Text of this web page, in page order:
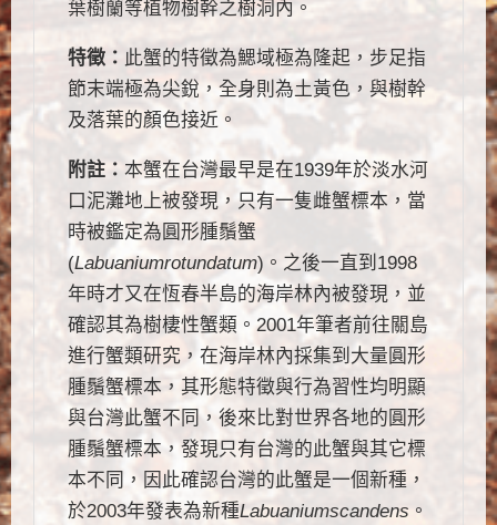
葉樹蘭等植物樹幹之樹洞內。
特徵： 此蟹的特徵為鰓域極為隆起，步足指
節末端極為尖銳，全身則為土黃色，與樹幹
及落葉的顏色接近。
附註： 本蟹在台灣最早是在1939年於淡水河
口泥灘地上被發現，只有一隻雌蟹標本，當
時被鑑定為圓形腫鬚蟹
(Labuaniumrotundatum)。之後一直到1998
年時才又在恆春半島的海岸林內被發現，並
確認其為樹棲性蟹類。2001年筆者前往關島
進行蟹類研究，在海岸林內採集到大量圓形
腫鬚蟹標本，其形態特徵與行為習性均明顯
與台灣此蟹不同，後來比對世界各地的圓形
腫鬚蟹標本，發現只有台灣的此蟹與其它標
本不同，因此確認台灣的此蟹是一個新種，
於2003年發表為新種Labuaniumscandens 。